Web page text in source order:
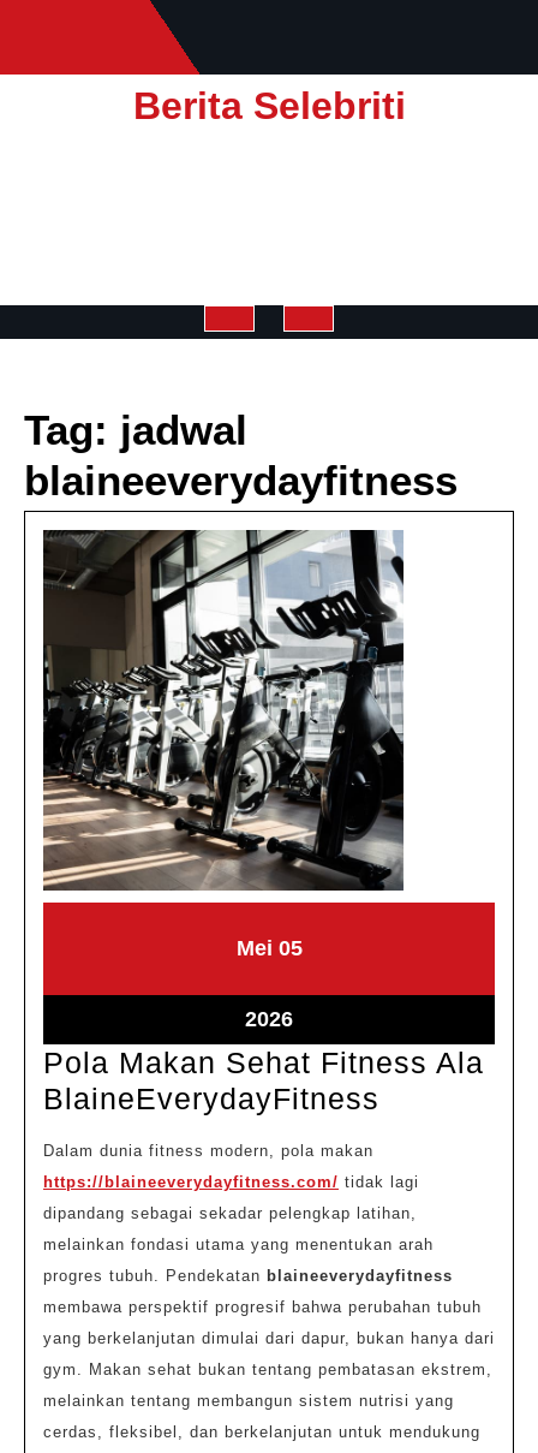
Berita Selebriti
Button
Tag: jadwal
blaineeverydayfitness
MeiMei
2026
05Mei
2026Mei
5,
2026
Pola Makan Sehat Fitness Ala
BlaineEverydayFitness
Sehat
Fitness
Ala
Dalam dunia fitness modern, pola makan
https://blaineeverydayfitness.com/ tidak lagi
dipandang sebagai sekadar pelengkap latihan,
melainkan fondasi utama yang menentukan arah
progres tubuh. Pendekatan blaineeverydayfitness
membawa perspektif progresif bahwa perubahan tubuh
yang berkelanjutan dimulai dari dapur, bukan hanya dari
gym. Makan sehat bukan tentang pembatasan ekstrem,
melainkan tentang membangun sistem nutrisi yang
cerdas, fleksibel, dan berkelanjutan untuk mendukung